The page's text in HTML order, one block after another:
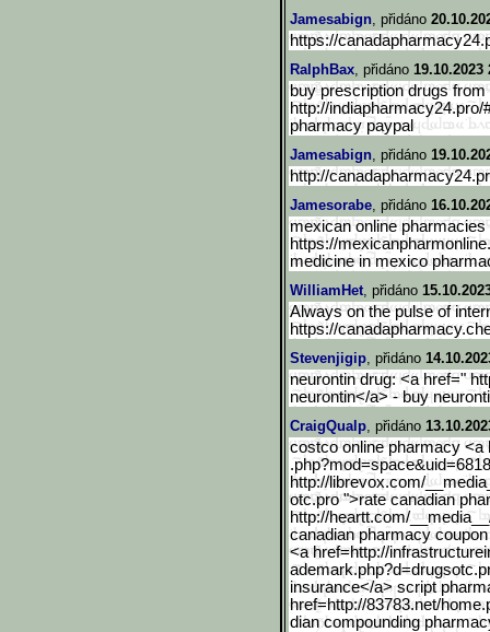
Jamesabign, přidáno
https://
RalphBax, přidáno 19.10.2023
buy prescription drugs from
http://
pharmacy paypal
Jamesabign, přidáno
http://
Jamesorabe, přidáno
mexican online
https://
medicine in mexico
WilliamHet, přidáno
Always on the pulse of
https://
Stevenjigip, přidáno
neurontin drug: <a href="
neurontin</a> - buy
CraigQualp, přidáno
costco online pharmacy <a
http://librevox.com/
otc.pro ">rate canadian
http://heartt.com/__media
canadian pharmacy
<a href=http://
insurance</a> script
href=http://83783.net/
dian compounding